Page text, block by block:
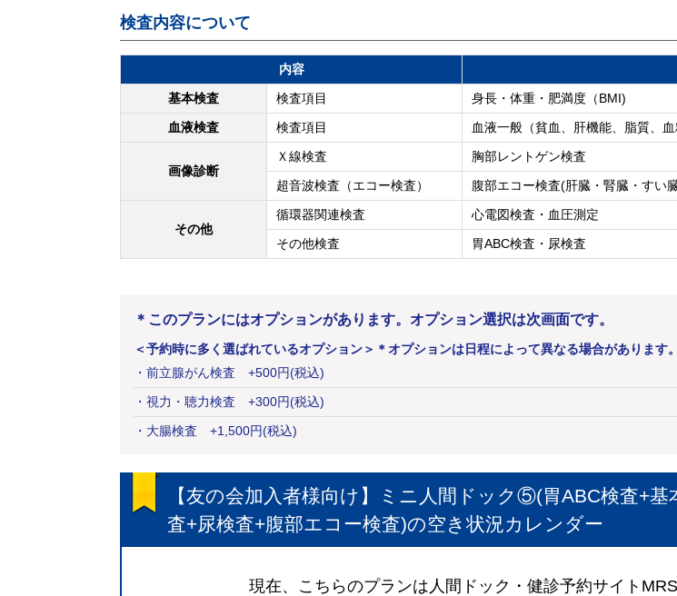
検査内容について
内容
基本検査
検査項目
身長・体重・肥満度（BMI)
血液検査
検査項目 血液一般（貧血、肝機能、脂質、血
画像診断
Ｘ線検査
胸部レントゲン検査
超音波検査（エコー検査）
腹部エコー検査(肝臓・腎臓・すい
その他
循環器関連検査
心電図検査・血圧測定
その他検査
胃ABC検査・尿検査
＊このプランにはオプションがあります。オプション選択は次画面です。
＜予約時に多く選ばれているオプション＞ ＊オプションは日程によって異なる場合があります。
・ 前立腺がん検査 +500円(税込)
・ 視力・聴力検査 +300円(税込)
・ 大腸検査 +1,500円(税込)
【友の会加入者様向け】ミニ人間ドック⑤(胃ABC検査+
査+尿検査+腹部エコー検査)の空き状況カレンダー
現在、こちらのプランは人間ドック・健診予約サイト